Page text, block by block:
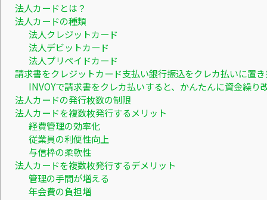
法人カードとは？
法人カードの種類
法人クレジットカード
法人デビットカード
法人プリペイドカード
請求書をクレジットカード支払い銀行振込をクレカ払いに置
INVOYで請求書をクレカ払いすると、かんたんに資金繰り
法人カードの発行枚数の制限
法人カードを複数枚発行するメリット
経費管理の効率化
従業員の利便性向上
与信枠の柔軟性
法人カードを複数枚発行するデメリット
管理の手間が増える
年会費の負担増